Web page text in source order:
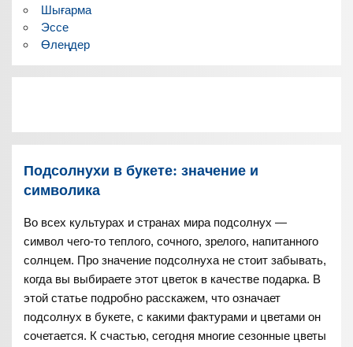
Шығарма
Эссе
Өлеңдер
Подсолнухи в букете: значение и
символика
Во всех культурах и странах мира подсолнух —
символ чего-то теплого, сочного, зрелого, напитанного
солнцем. Про значение подсолнуха не стоит забывать,
когда вы выбираете этот цветок в качестве подарка. В
этой статье подробно расскажем, что означает
подсолнух в букете, с какими фактурами и цветами он
сочетается. К счастью, сегодня многие сезонные цветы